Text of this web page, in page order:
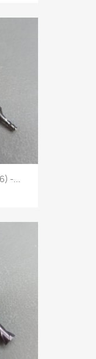
-...